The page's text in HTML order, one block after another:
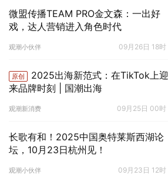
微盟传播TEAM PRO金文森：一出好
戏，达人营销进入角色时代
观潮小伙伴 09月26日 18时
原创
2025出海新范式：在TikTok上迎
来品牌时刻 | 国潮出海
观潮新消费 09月25日 00时
长歌有和！2025中国奥特莱斯西湖论
坛，10月23日杭州见！
观潮小伙伴 09月23日 12时